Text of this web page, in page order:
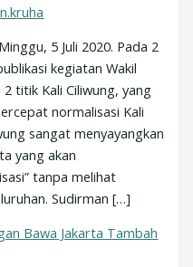
5 Juli 2020. Pada 2
kegiatan Wakil
titik Kali Ciliwung, yang
normalisasi Kali
sangat menyayangkan
yang akan
tanpa melihat
Sudirman […]
Bawa Jakarta Tambah